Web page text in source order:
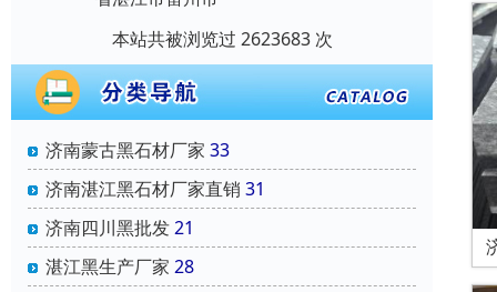
本站共被浏览过 2623683 次
济南蒙古黑石材厂家 33
济南湛江黑石材厂家直销 31
济南四川黑批发21
湛江黑生产厂家 28